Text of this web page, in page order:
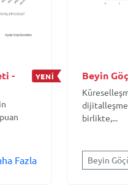
-
YENİ
Fazla
Beyin
birlikte,...
Beyin